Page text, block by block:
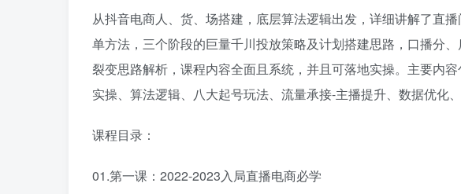
从抖音电商人、货、场搭建，底层算法逻辑出发，详细讲解了直
单方法，三个阶段的巨量千川投放策略及计划搭建思路，口播分
裂变思路解析，课程内容全面且系统，并且可落地实操。主要内
实操、算法逻辑、八大起号玩法、流量承接-主播提升、数据优化
课程目录：
01.第一课：2022-2023入局直播电商必学